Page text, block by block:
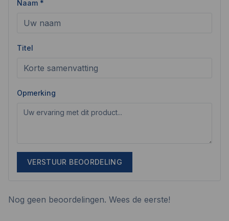
Naam *
Titel
Opmerking
VERSTUUR BEOORDELING
Nog geen beoordelingen. Wees de eerste!